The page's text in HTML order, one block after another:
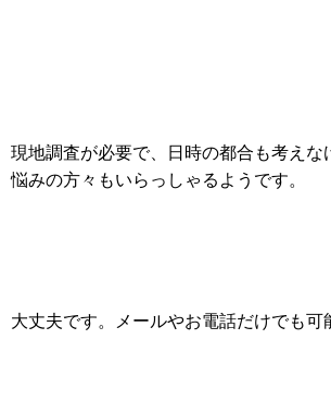
現地調査が必要で、日時の都合も考えな
悩みの方々もいらっしゃるようです。
大丈夫です。メールやお電話だけでも可